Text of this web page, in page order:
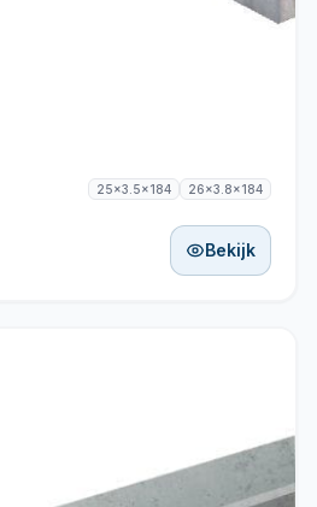
25x3.5x184 26x3.8x184
Bekijk